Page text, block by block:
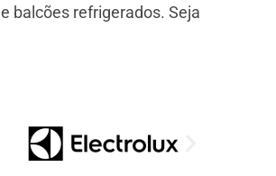
e balcões refrigerados. Seja